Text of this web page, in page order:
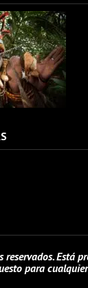
reservados. Está
para